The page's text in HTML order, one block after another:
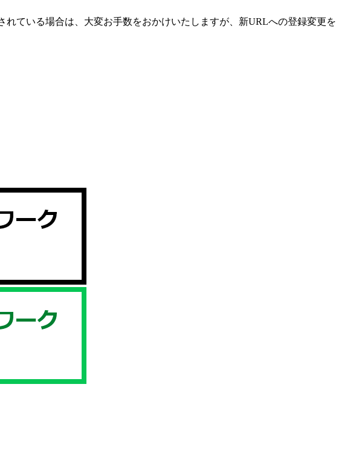
ている場合は、大変お手数をおかけいたしますが、新URLへの登録変更を